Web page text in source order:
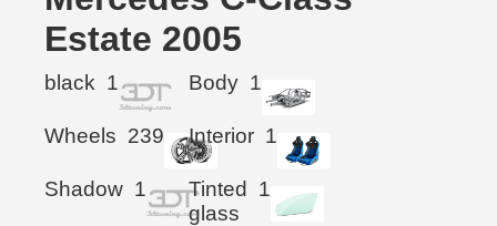
Estate 2005
black 1 Body 1
Wheels 239 Interior 1
Shadow 1
Tinted
glass
1